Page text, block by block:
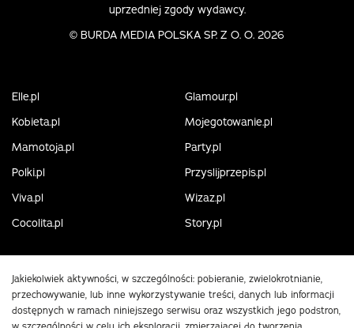
uprzedniej zgody wydawcy.
© BURDA MEDIA POLSKA SP. Z O. O. 2026
Elle.pl
Glamour.pl
Kobieta.pl
Mojegotowanie.pl
Mamotoja.pl
Party.pl
Polki.pl
Przyslijprzepis.pl
Viva.pl
Wizaz.pl
Cocolita.pl
Story.pl
Jakiekolwiek aktywności, w szczególności: pobieranie, zwielokrotnianie,
przechowywanie, lub inne wykorzystywanie treści, danych lub informacji
dostępnych w ramach niniejszego serwisu oraz wszystkich jego podstron,